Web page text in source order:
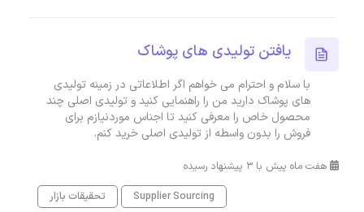
یافتن تولیدی های پوشاک
با سلام و احترام می خواهم اگر اطلاعاتی در زمینه تولیدی
های پوشاک دارید من را راهنمایی کنید و تولیدی اصلی چند
محصول خاص را معرفی کنید تا اجناس موردنیازم برای
فروش را بدون واسطه از تولیدی اصلی خرید کنم.
هفت ماه پیش با 3 پیشنهاد رسیده
Supplier Sourcing
تحقیقات بازار